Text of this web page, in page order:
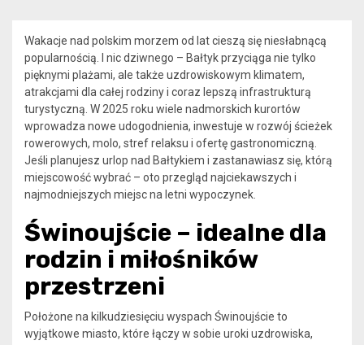
Wakacje nad polskim morzem od lat cieszą się niesłabnącą
popularnością. I nic dziwnego – Bałtyk przyciąga nie tylko
pięknymi plażami, ale także uzdrowiskowym klimatem,
atrakcjami dla całej rodziny i coraz lepszą infrastrukturą
turystyczną. W 2025 roku wiele nadmorskich kurortów
wprowadza nowe udogodnienia, inwestuje w rozwój ścieżek
rowerowych, molo, stref relaksu i ofertę gastronomiczną.
Jeśli planujesz urlop nad Bałtykiem i zastanawiasz się, którą
miejscowość wybrać – oto przegląd najciekawszych i
najmodniejszych miejsc na letni wypoczynek.
Świnoujście – idealne dla
rodzin i miłośników
przestrzeni
Położone na kilkudziesięciu wyspach Świnoujście to
wyjątkowe miasto, które łączy w sobie uroki uzdrowiska,